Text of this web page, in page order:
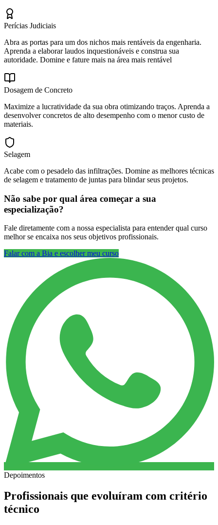
Perícias Judiciais
Abra as portas para um dos nichos mais rentáveis da engenharia.
Aprenda a elaborar laudos inquestionáveis e construa sua
autoridade. Domine e fature mais na área mais rentável
Dosagem de Concreto
Maximize a lucratividade da sua obra otimizando traços. Aprenda a
desenvolver concretos de alto desempenho com o menor custo de
materiais.
Selagem
Acabe com o pesadelo das infiltrações. Domine as melhores técnicas
de selagem e tratamento de juntas para blindar seus projetos.
Não sabe por qual área começar a sua
especialização?
Fale diretamente com a nossa especialista para entender qual curso
melhor se encaixa nos seus objetivos profissionais.
Falar com a Bia e escolher meu curso
Depoimentos
Profissionais que evoluíram com critério
técnico